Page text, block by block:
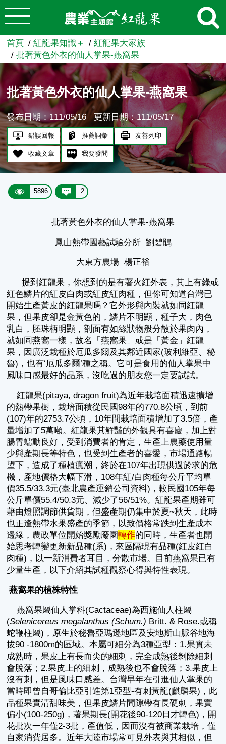
跳到主要內容
農業知識入口網
首頁 紅龍果知識＋
紅龍果大家族
批著黃色外衣的仙人掌果-燕窩果
批著黃色外衣的仙人掌果-燕窩果
發布日期：111/05/16 更新日期：111/05/17
錯誤回報 推薦詞彙 友善列印
收藏文章 我要發問
5896 2
批著黃色外衣的仙人掌果-燕窩果
鳳山熱帶園藝試驗分所 劉碧鵑
大東方農場 楊正裕
提到紅龍果，你想到的是有著火紅外表，其上有綠或
紅色鱗片的紅皮白肉或紅皮紅肉種，但你可知道台灣已
開始生產黃皮的紅龍果嗎？它外形與內裝就如同紅龍
果，但果皮卻是金黃色的，鱗片不明顯，種子大，肉色
乳白，胚珠柄明顯，剖面有如絲狀物般分散於果肉內，
就如同燕窩一樣，故名「燕窩果」或是「黃金」紅龍
果，因廣泛栽種於厄瓜多爾及其鄰近國家(玻利維亞、秘
魯)，也有‘厄瓜多爾’種之稱。它可是食用的仙人掌果中
風味口感最好的品系，沒吃過的朋友您一定要試試。
紅龍果(pitaya, dragon fruit)為近年栽培面積迅速擴增
的熱帶果樹，栽培面積從民國98年的770.8公頃，到前
(107)年的2753.7公頃，10年間栽培面積增加了3.5倍，產
量增加了5萬噸。紅龍果其鮮豔的外觀具有喜慶，加上對
腸胃蠕動良好，受到消費者的肯定，生產上農藥使用量
少與產期長等特色，也受到生產者的喜愛，市場通路暢
望下，造成了種植瘋潮，終於在107年出現供過於求的危
機，產地價格大幅下滑，108年紅/白肉種每公斤平均單
價35.5/33.3元(臺北農產運銷公司資料)，較民國105年每
公斤單價55.4/50.3元、減少了56/51%。紅龍果產期雖可
藉由燈照調節供貨期，但盛產期仍集中於夏~秋天，此時
也正逢熱帶水果盛產的季節，以致價格常跌到生產成本
邊緣，農政單位開始獎勵廢園轉作的同時，生產者也開
始思考轉變更新新品種(系)，來區隔現有品種(紅皮紅白
肉種)，以一新消費者耳目，分散市場。目前燕窩果已有
少量生產，以下介紹其試種觀察心得與特性表現。
燕窩果的植株特性
燕窩果屬仙人掌科(Cactaceae)為西施仙人柱屬
(Selenicereus megalanthus (Schum.) Britt. & Rose.或稱
蛇鞭柱屬)，原生於秘魯亞瑪遜地區及安地斯山脈谷地海
拔90 -1800m的區域。本屬可細分為3種亞型：1.果實未
成熟時，果皮上有長而尖的細刺，完全成熟後剝除細刺
會脫落；2.果皮上的細刺，成熟後也不會脫落；3.果皮上
沒有刺，但是風味口感差。台灣早年在引進仙人掌果的
當時即曾自哥倫比亞引進第1亞型-有刺黃龍(麒麟果)，此
品種果實清甜味美，但果皮鱗片間隙帶有長硬刺，果實
偏小(100-250g)，著果期長(開花後90-120日才轉色)，開
花批次一年僅2-3批，產值低，因而沒有被商業栽培，僅
自家消費居多。近年大陸市場常可見外表與其相似，但